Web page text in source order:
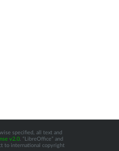
specified, all text and
v2.0. “LibreOffice” and
to international copyright